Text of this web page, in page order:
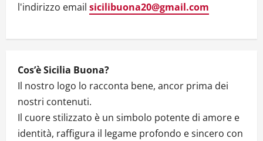
i
o
n
l'indirizzo email sicilibuona20@gmail.com
Cos’è Sicilia Buona?
Il nostro logo lo racconta bene, ancor prima dei
nostri contenuti.
Il cuore stilizzato è un simbolo potente di amore e
identità, raffigura il legame profondo e sincero con